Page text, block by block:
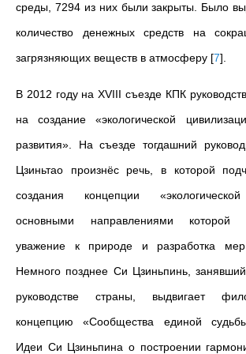
среды, 7294 из них были закрыты. Было
количество денежных средств на
загрязняющих веществ в атмосферу [7]
В 2012 году на XVIII съезде КПК
на создание «экологической
развития». На съезде тогдашний
Цзиньтао произнёс речь, в которой
создания концепции
основными направлениями которой
уважение к природе и разработка
Немного позднее Си Цзиньпинь,
руководстве страны, выдвигает
концепцию «Сообщества единой судьбы
Идеи Си Цзиньпина о построении